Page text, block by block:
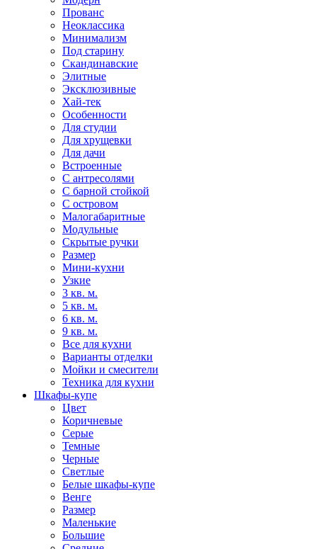
Прованс
Неоклассика
Минимализм
Под старину
Скандинавские
Элитные
Эксклюзивные
Хай-тек
Особенности
Для студии
Для хрущевки
Для дачи
Встроенные
С антресолями
С барной стойкой
С островом
Малогабаритные
Модульные
Скрытые ручки
Размер
Мини-кухни
Узкие
3 кв. м.
5 кв. м.
6 кв. м.
9 кв. м.
Все для кухни
Варианты отделки
Мойки и смесители
Техника для кухни
Шкафы-купе
Цвет
Коричневые
Серые
Темные
Черные
Светлые
Белые шкафы-купе
Венге
Размер
Маленькие
Большие